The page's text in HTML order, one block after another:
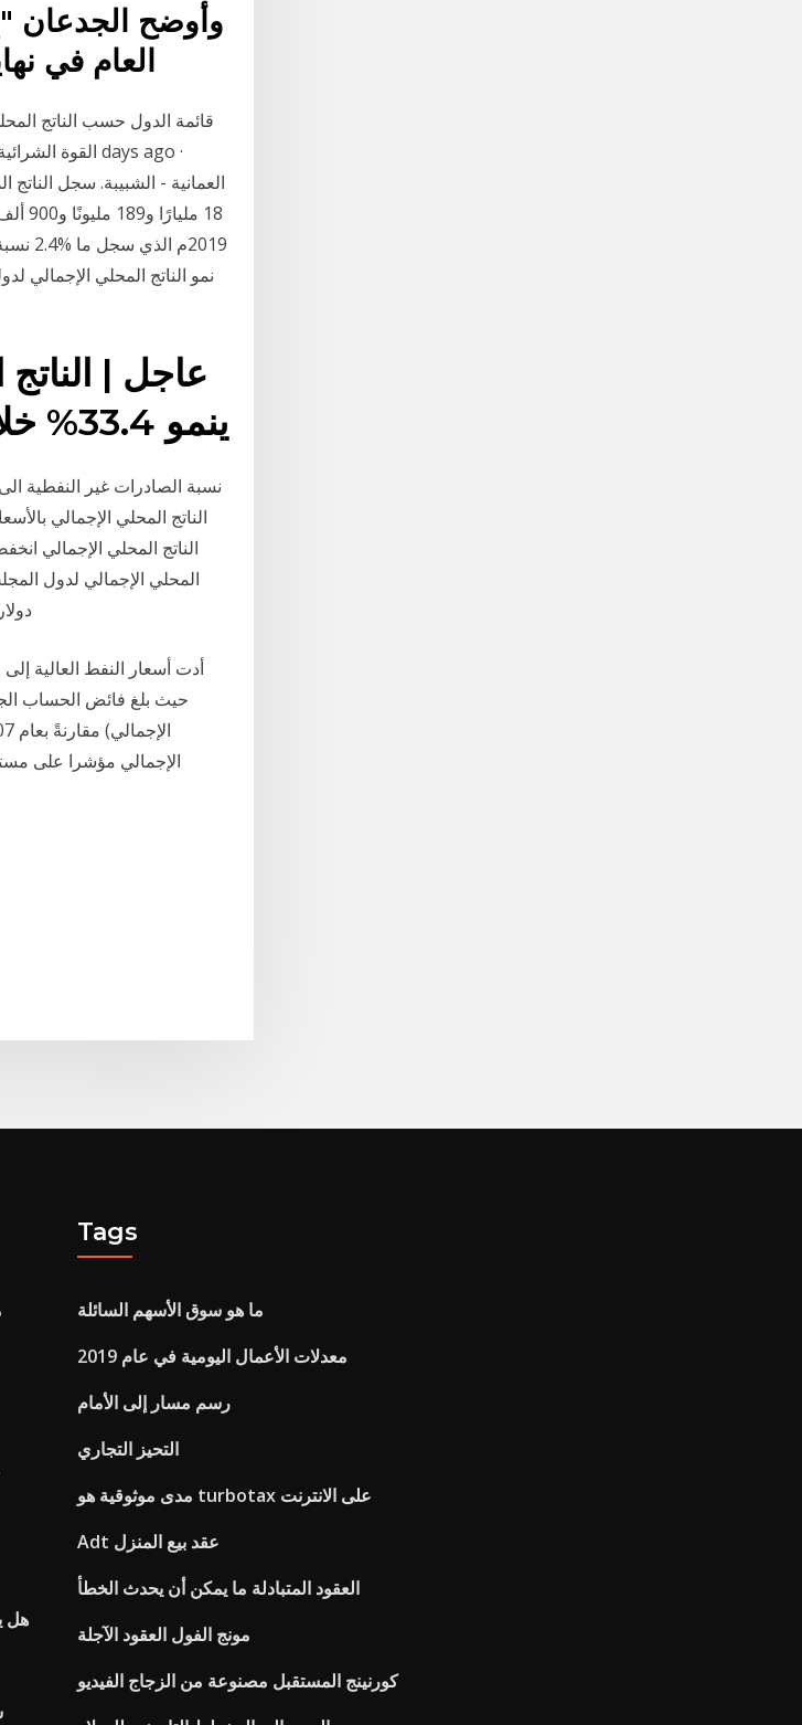
وأوضح الجدعان
العام في نهاية العام 2020 إلى
قائمة الدول حسب الناتج
ينمو 33.4% خلال الربع الثالث بأفضل من التوقعات
دولار،
الإجمالي مؤشرا على
هل
Tags
ما هو سوق الأسهم السائلة
معدلات الأعمال اليومية في عام 2019
رسم مسار إلى الأمام
التحيز التجاري
مدى موثوقية هو turbotax على الانترنت
Adt عقد بيع المنزل
العقود المتبادلة ما يمكن أن يحدث الخطأ
مونج الفول العقود الآجلة
كورنينج المستقبل مصنوعة من الزجاج الفيديو